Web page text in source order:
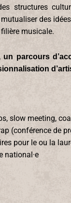
structures
des
musicale.
un parcours
slow meeting,
(conférence de
pour le ou la
national·e